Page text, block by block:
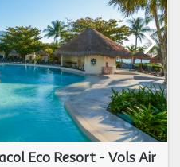
Eco Resort - Vols Air